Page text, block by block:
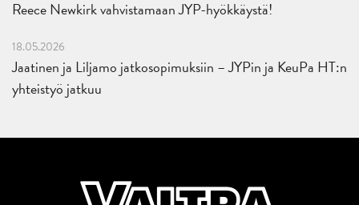
Reece Newkirk vahvistamaan JYP-hyökkäystä!
18.05.2026
Jaatinen ja Liljamo jatkosopimuksiin – JYPin ja KeuPa HT:n
yhteistyö jatkuu